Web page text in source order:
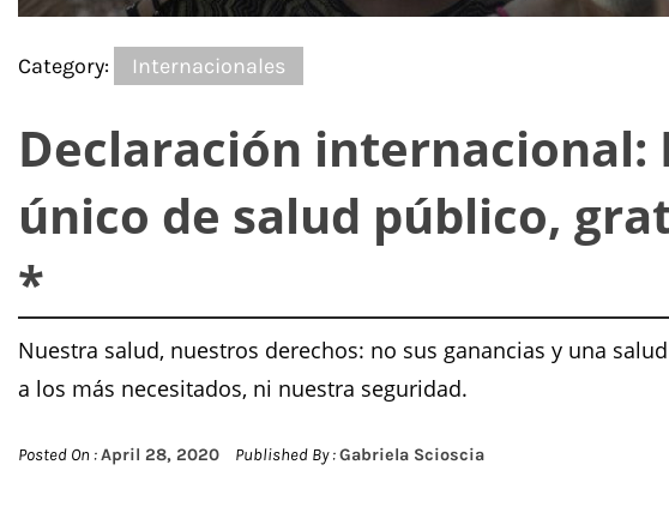
Category: Internacionales
Declaración internacional:
único de salud público,
*
Nuestra salud, nuestros derechos: no sus ganancias y una
a los más necesitados, ni nuestra seguridad.
Posted On :April 28, 2020 Published By :Gabriela Scioscia